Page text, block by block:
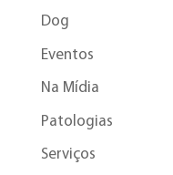
Dog
Eventos
Na Mídia
Patologias
Serviços